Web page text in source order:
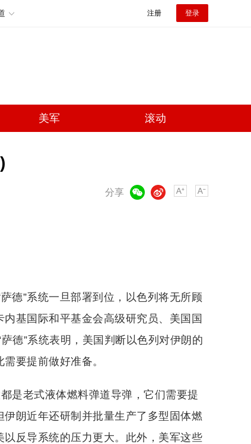
注册 登录
美军 滚动
分享
微博
德”系统一旦部署到位，以色列将无所顾
基国际和平基金会高级研究员、美国国
德”系统表明，美国判断以色列对伊朗的
要提前做好准备。
是老式液体燃料弹道导弹，它们需要提
朗近年还研制并批量生产了多型固体燃
反导系统的压力更大。此外，美军这些